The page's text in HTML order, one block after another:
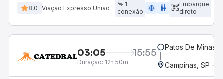
8,0 Viação Expresso União
1
conexão
ac_unit wc
Embarque
direto
03:05 15:55
Duração: 12h 50m
Patos De Minas,
Campinas, SP -